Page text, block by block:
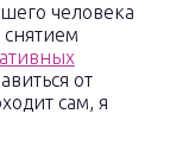
человека
снятием
от
сам, я